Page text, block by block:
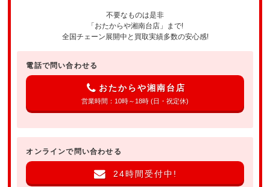
不要なものは是非
「おたからや湘南台店」まで!
全国チェーン展開中と買取実績多数の安心感!
電話で問い合わせる
おたからや湘南台店
営業時間：10時～18時 (日・祝定休)
オンラインで問い合わせる
24時間受付中!